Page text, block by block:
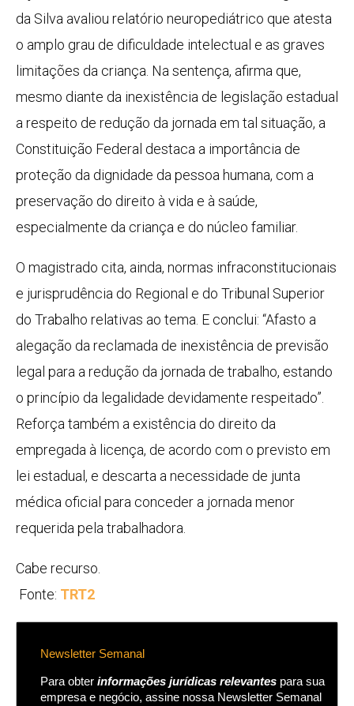
da Silva avaliou relatório neuropediátrico que atesta
o amplo grau de dificuldade intelectual e as graves
limitações da criança. Na sentença, afirma que,
mesmo diante da inexistência de legislação estadual
a respeito de redução da jornada em tal situação, a
Constituição Federal destaca a importância de
proteção da dignidade da pessoa humana, com a
preservação do direito à vida e à saúde,
especialmente da criança e do núcleo familiar.
O magistrado cita, ainda, normas infraconstitucionais
e jurisprudência do Regional e do Tribunal Superior
do Trabalho relativas ao tema. E conclui: “Afasto a
alegação da reclamada de inexistência de previsão
legal para a redução da jornada de trabalho, estando
o princípio da legalidade devidamente respeitado”.
Reforça também a existência do direito da
empregada à licença, de acordo com o previsto em
lei estadual, e descarta a necessidade de junta
médica oficial para conceder a jornada menor
requerida pela trabalhadora.
Cabe recurso.
Fonte: TRT2
Newsletter Semanal
Para obter informações jurídicas relevantes para sua
empresa e negócio, assine nossa Newsletter Semanal